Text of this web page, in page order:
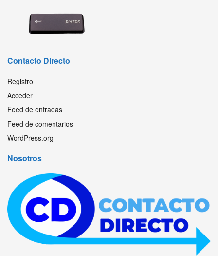
Contacto Directo
Registro
Acceder
Feed de entradas
Feed de comentarios
WordPress.org
Nosotros